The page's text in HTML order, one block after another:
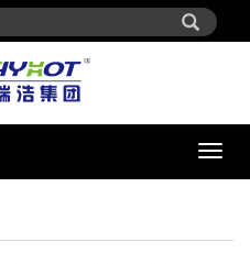
导